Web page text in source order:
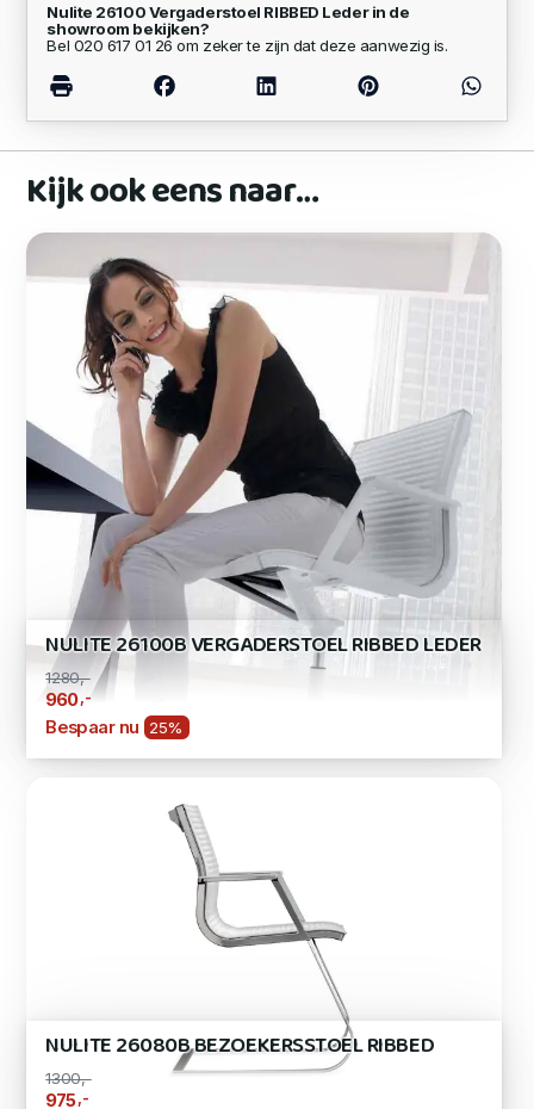
Nulite 26100 Vergaderstoel RIBBED Leder in de
showroom bekijken?
Bel 020 617 01 26 om zeker te zijn dat deze aanwezig is.
Kijk ook eens naar…
NULITE 26100B VERGADERSTOEL RIBBED LEDER
1280,-
960,-
Bespaar nu 25%
NULITE 26080B BEZOEKERSSTOEL RIBBED
1300,-
975,-